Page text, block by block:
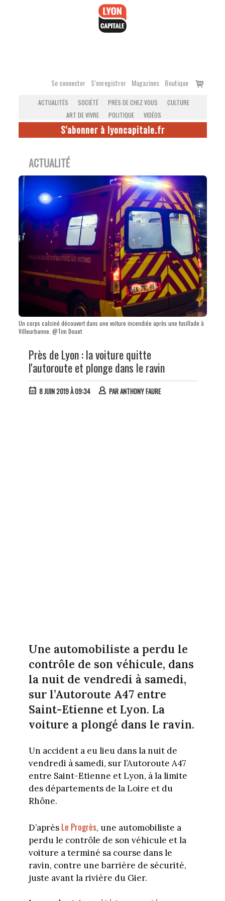
Se connecter S’enregistrer Magazines Boutique
Voir
ACTUALITÉS SOCIÉTÉ PRÈS DE CHEZ VOUS
CULTURE
ART DE VIVRE
POLITIQUE VIDÉOS
S'abonner à lyoncapitale.fr
ACTUALITÉ
Un corps calciné découvert dans une voiture incendiée après une fusillade à
Villeurbanne. @Tim Douet
Près de Lyon : la voiture quitte
l'autoroute et plonge dans le ravin
8 JUIN 2019 À 09:34 PARANTHONY FAURE
Une automobiliste a perdu le
contrôle de son véhicule, dans
la nuit de vendredi à samedi,
sur l’Autoroute A47 entre
Saint-Etienne et Lyon. La
voiture a plongé dans le ravin.
Un accident a eu lieu dans la nuit de
vendredi à samedi, sur l’Autoroute A47
entre Saint-Etienne et Lyon, à la limite
des départements de la Loire et du
Rhône.
D’après Le Progrès, une automobiliste a
perdu le contrôle de son véhicule et la
voiture a terminé sa course dans le
ravin, contre une barrière de sécurité,
juste avant la rivière du Gier.